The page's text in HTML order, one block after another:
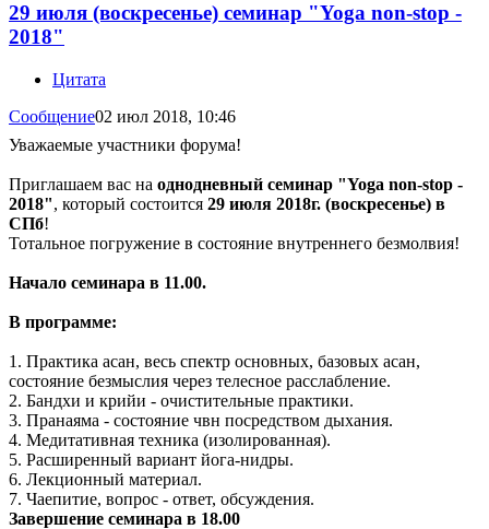
29 июля (воскресенье) семинар "Yoga non-stop -
2018"
Цитата
Сообщение02 июл 2018, 10:46
Уважаемые участники форума!
Приглашаем вас на однодневный семинар "Yoga non-stop -
2018", который состоится 29 июля 2018г. (воскресенье) в
СПб!
Тотальное погружение в состояние внутреннего безмолвия!
Начало семинара в 11.00.
В программе:
1. Практика асан, весь спектр основных, базовых асан,
состояние безмыслия через телесное расслабление.
2. Бандхи и крийи - очистительные практики.
3. Пранаяма - состояние чвн посредством дыхания.
4. Медитативная техника (изолированная).
5. Расширенный вариант йога-нидры.
6. Лекционный материал.
7. Чаепитие, вопрос - ответ, обсуждения.
Завершение семинара в 18.00